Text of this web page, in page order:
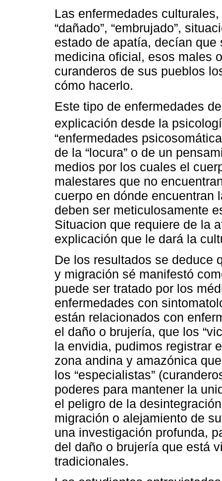
Las enfermedades
“dañado”, “embrujado”,
estado de apatía, decían
medicina oficial, esos males
curanderos de sus pueblos
cómo hacerlo.
Este tipo de enfermedades
explicación desde la
“enfermedades
de la “locura” o de un
medios por los cuales el
malestares que no
cuerpo en dónde encuentran
deben ser meticulosamente
Situacion que requiere de la
explicación que le dará la
De los resultados se deduce
y migración sé manifestó
puede ser tratado por los
enfermedades con
están relacionados con
el daño o brujería, que los
la envidia, pudimos registrar
zona andina y amazónica
los “especialistas”
poderes para mantener la
el peligro de la
migración o alejamiento de
una investigación profunda,
del daño o brujería que está
tradicionales.